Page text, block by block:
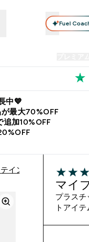
Fuel
中💙
最大70%OFF
追加10%OFF
イン ミニ メタル シェ
4 out of
マイ
プラスチ
トアイテ